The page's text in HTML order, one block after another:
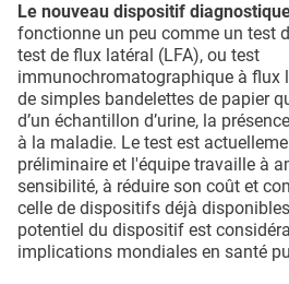
Le nouveau dispositif
fonctionne un peu comme un test
test de flux latéral (LFA), ou test
immunochromatographique à flux
de simples bandelettes de papier
d’un échantillon d’urine, la
à la maladie. Le test est
préliminaire et l'équipe travaille à
sensibilité, à réduire son coût et
celle de dispositifs déjà
potentiel du dispositif est
implications mondiales en santé